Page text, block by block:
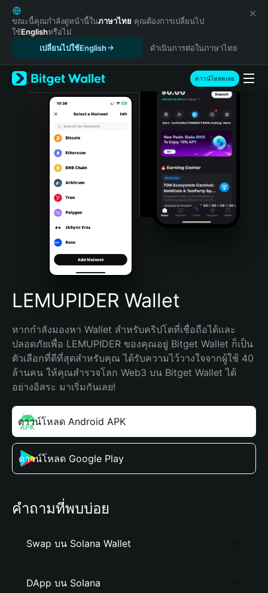
English
日本語
Tiếng Việt
Español (Latinoamérica)
Türkçe
Italiano
Português (Portugal)
Bahasa Indonesia
Português (Brasil)
Español (Argentina)
ขณะนี้คุณกำลังดูหน้านี้ในภาษาไทย คุณต้องการเปลี่ยนไป
ใช้Englishหรือไม่
เปลี่ยนไปใช้English
ดำเนินการต่อในภาษาไทย
ดาวน์โหลดเลย
LEMUPIDER Wallet
หากกำลังมองหา Wallet สำหรับคริปโตที่เชื่อถือได้และ
ปลอดภัยเพื่อ LEMUPIDER ของคุณอยู่ Bitget Wallet ก็เป็น
ตัวเลือกที่ดีที่สุดสำหรับคุณ ได้รับความไว้วางใจจากผู้ใช้ 40
ล้านคน ให้คุณสำรวจโลก Web3 บน Bitget Wallet ได้
อย่างอิสระ มาเริ่มกันเลย!
ดาวน์โหลด Android APK
ดาวน์โหลด Google Play
คำถามที่พบบ่อย
Swap บน Solana Wallet
DApp บน Solana